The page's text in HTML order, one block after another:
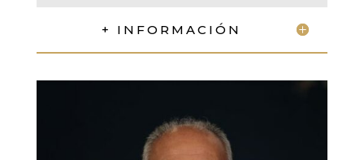
+ INFORMACIÓN